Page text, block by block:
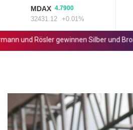
MDAX 4.7900
32431.12 +0.01%
und Rösler gewinnen Silber und Bronze